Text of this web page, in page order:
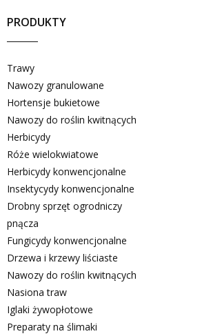
PRODUKTY
Trawy
Nawozy granulowane
Hortensje bukietowe
Nawozy do roślin kwitnących
Herbicydy
Róże wielokwiatowe
Herbicydy konwencjonalne
Insektycydy konwencjonalne
Drobny sprzęt ogrodniczy
pnącza
Fungicydy konwencjonalne
Drzewa i krzewy liściaste
Nawozy do roślin kwitnących
Nasiona traw
Iglaki żywopłotowe
Preparaty na ślimaki